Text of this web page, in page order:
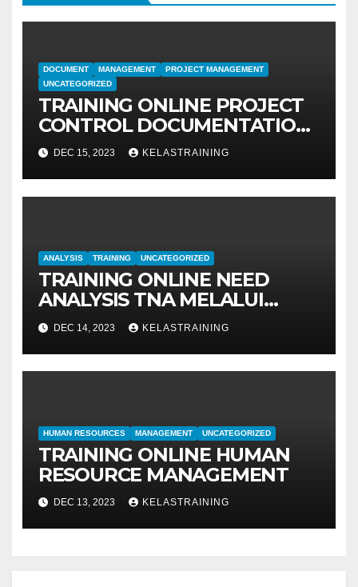
DOCUMENT MANAGEMENT
PROJECT MANAGEMENT
UNCATEGORIZED
TRAINING ONLINE PROJECT
CONTROL DOCUMENTATION
MANAGEMENT
DEC 15, 2023 KELASTRAINING
ANALYSIS TRAINING UNCATEGORIZED
TRAINING ONLINE NEED
ANALYSIS TNA MELALUI
METODE IDENTIFIKASI DAN
EVALUASI
DEC 14, 2023 KELASTRAINING
HUMAN RESOURCES MANAGEMENT UNCATEGORIZED
TRAINING ONLINE HUMAN
RESOURCE MANAGEMENT
DEC 13, 2023 KELASTRAINING